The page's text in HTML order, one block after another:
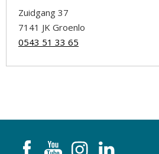
Zuidgang 37
7141 JK Groenlo
0543 51 33 65